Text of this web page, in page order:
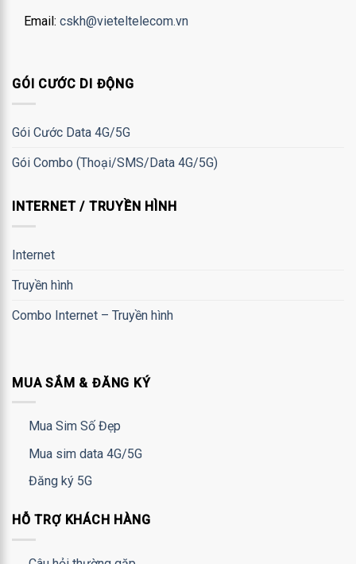
Email: cskh@vieteltelecom.vn
GÓI CƯỚC DI ĐỘNG
Gói Cước Data 4G/5G
Gói Combo (Thoại/SMS/Data 4G/5G)
INTERNET / TRUYỀN HÌNH
Internet
Truyền hình
Combo Internet – Truyền hình
MUA SẮM & ĐĂNG KÝ
Mua Sim Số Đẹp
Mua sim data 4G/5G
Đăng ký 5G
HỖ TRỢ KHÁCH HÀNG